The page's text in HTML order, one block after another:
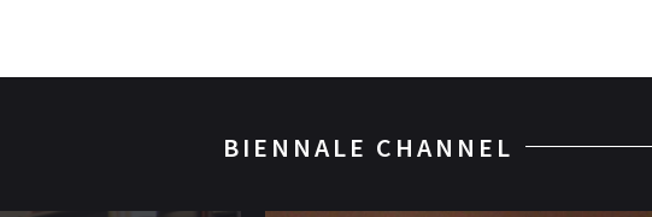
BIENNALE CHANNEL